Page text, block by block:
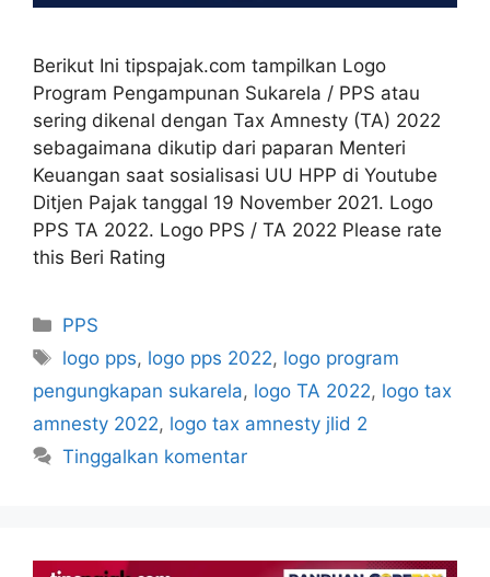
Berikut Ini tipspajak.com tampilkan Logo
Program Pengampunan Sukarela / PPS atau
sering dikenal dengan Tax Amnesty (TA) 2022
sebagaimana dikutip dari paparan Menteri
Keuangan saat sosialisasi UU HPP di Youtube
Ditjen Pajak tanggal 19 November 2021. Logo
PPS TA 2022. Logo PPS / TA 2022 Please rate
this Beri Rating
Kategori
PPS
Tag
logo pps, logo pps 2022, logo program
pengungkapan sukarela, logo TA 2022, logo tax
amnesty 2022, logo tax amnesty jlid 2
Tinggalkan komentar